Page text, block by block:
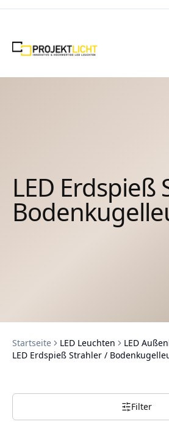
Zum Inhalt springen
LED Erdspieß
Startseite LED Leuchten
LED
LED Erdspieß Strahler /
Filter